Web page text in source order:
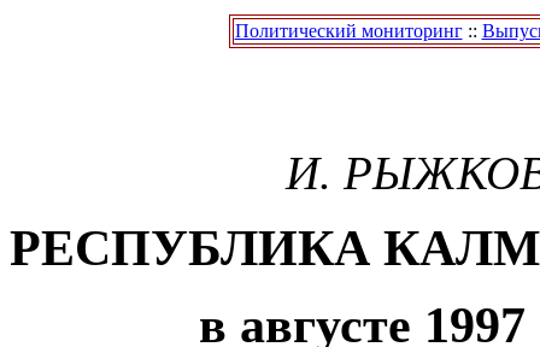
Политический мониторинг::
И.
РЕСПУБЛИКА
в августе 1997